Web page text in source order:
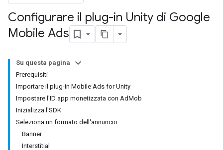
Configurare il plug-in Unity di Google
Mobile Ads
Su questa pagina
Prerequisiti
Importare il plug-in Mobile Ads for Unity
Impostare l'ID app monetizzata con AdMob
Inizializza l'SDK
Seleziona un formato dell'annuncio
Banner
Interstitial